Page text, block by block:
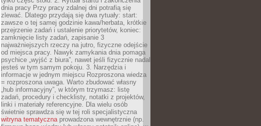
dnia pracy Przy pracy zdalnej dni potrafią się
zlewać. Dlatego przydają się dwa rytuały: start:
zawsze o tej samej godzinie kawa/herbata, krótkie
przejrzenie zadań i ustalenie priorytetów, koniec:
zamknięcie listy zadań, zapisanie 3
najważniejszych rzeczy na jutro, fizyczne odejście
od miejsca pracy. Nawyk zamykania dnia pomaga
psychice „wyjść z biura”, nawet jeśli fizycznie nadal
jesteś w tym samym pokoju. 3. Narzędzia i
informacje w jednym miejscu Rozproszona wiedza
= rozproszona uwaga. Warto zbudować własny
„hub informacyjny”, w którym trzymasz: listę
zadań, procedury i checklisty, notatki z projektów,
linki i materiały referencyjne. Dla wielu osób
świetnie sprawdza się w tej roli specjalistyczna
witryna tematycznaprowadzona wewnętrznie (np.